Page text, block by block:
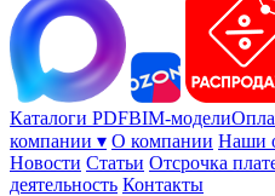
Каталоги PDFBIM-модели
компании ▾ О компании Наши
Новости Статьи Отсрочка
деятельность Контакты